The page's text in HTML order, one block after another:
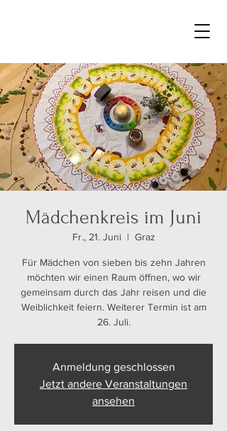
Mädchenkreis im Juni
Fr., 21. Juni
  |
Graz
Für Mädchen von sieben bis zehn Jahren
möchten wir einen Raum öffnen, wo wir
gemeinsam durch das Jahr reisen und die
Weiblichkeit feiern. Weiterer Termin ist am
26. Juli.
Anmeldung geschlossen
Jetzt andere Veranstaltungen
ansehen